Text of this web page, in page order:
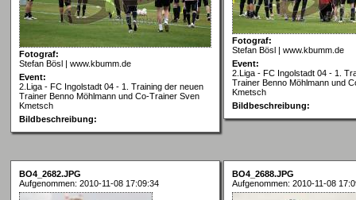
Fotograf:
Stefan Bösl | www.kbumm.de
Event:
2.Liga - FC Ingolstadt 04 - 1. Training der neuen
Trainer Benno Möhlmann und Co-Trainer Sven
Kmetsch
Bildbeschreibung:
Fotograf:
Stefan Bösl | www.kbumm.de
Event:
2.Liga - FC Ingolstadt 04 - 1.
Trainer Benno Möhlmann und
Kmetsch
Bildbeschreibung:
BO4_2682.JPG
Aufgenommen: 2010-11-08 17:09:34
BO4_2688.JPG
Aufgenommen: 2010-11-08